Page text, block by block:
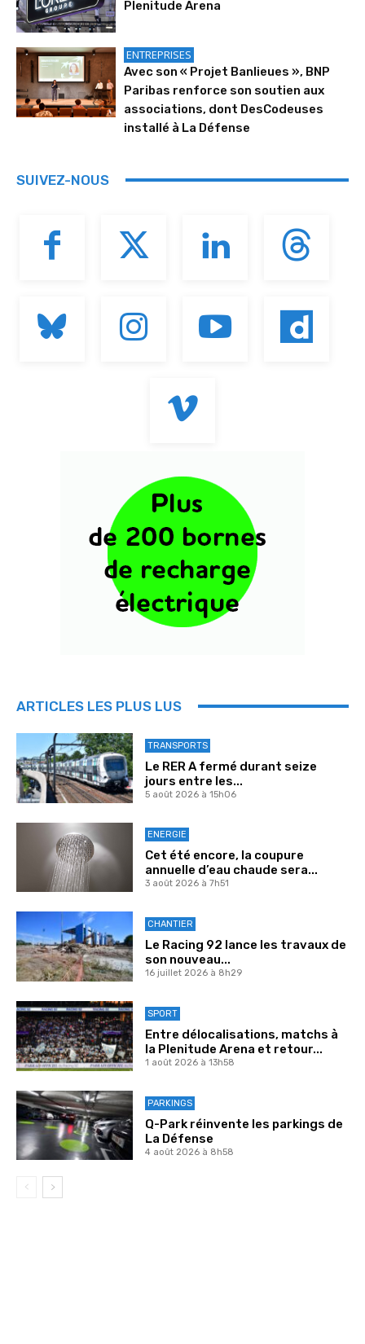
Plenitude Arena
ENTREPRISES
Avec son « Projet Banlieues », BNP
Paribas renforce son soutien aux
associations, dont DesCodeuses
installé à La Défense
SUIVEZ-NOUS
ARTICLES LES PLUS LUS
TRANSPORTS
Le RER A fermé durant seize
jours entre les...
5 août 2026 à 15h06
ENERGIE
Cet été encore, la coupure
annuelle d’eau chaude sera...
3 août 2026 à 7h51
CHANTIER
Le Racing 92 lance les travaux de
son nouveau...
16 juillet 2026 à 8h29
SPORT
Entre délocalisations, matchs à
la Plenitude Arena et retour...
1 août 2026 à 13h58
PARKINGS
Q-Park réinvente les parkings de
La Défense
4 août 2026 à 8h58